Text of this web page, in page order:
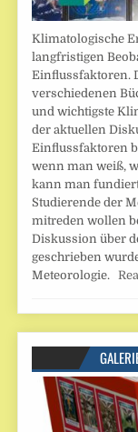
Klimatologische
langfristigen
Einflussfaktoren.
verschiedenen
und wichtigste
der aktuellen
Einflussfaktoren
wenn man weiß,
kann man
Studierende der
mitreden wollen
Diskussion über
geschrieben
Meteorologie.